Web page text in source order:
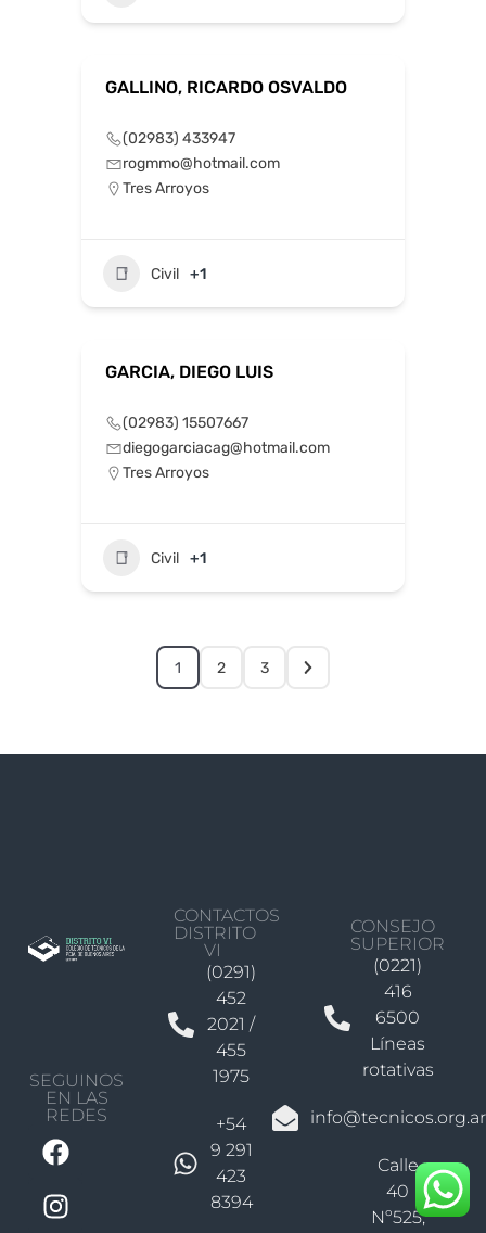
GALLINO, RICARDO OSVALDO
(02983) 433947
rogmmo@hotmail.com
Tres Arroyos
Civil +1
GARCIA, DIEGO LUIS
(02983) 15507667
diegogarciacag@hotmail.com
Tres Arroyos
Civil +1
1 2 3
SEGUINOS
EN LAS
REDES
CONTACTOS
DISTRITO
VI
(0291)
452
2021 /
455
1975
+54
9 291
423
8394
CONSEJO
SUPERIOR
(0221)
416
6500
Líneas
rotativas
info@tecnicos.org.ar
Calle
40
Nº525,